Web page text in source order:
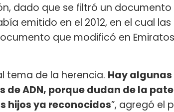
dado que se filtró un
emitido en el 2012, en el cual
que modificó en
tema de la herencia. Hay
de ADN, porque dudan de la
hijos ya reconocidos”, agregó el